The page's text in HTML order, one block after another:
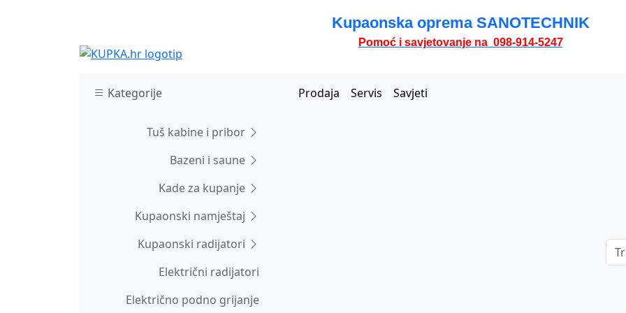
Kupaonska oprema SANOTECHNIK
Pomoć i savjetovanje na 098-914-5247
Kategorije
Tuš kabine i pribor
Bazeni i saune
Kade za kupanje
Kupaonski namještaj
Kupaonski radijatori
Električni radijatori
Električno podno grijanje
Prodaja Servis Savjeti